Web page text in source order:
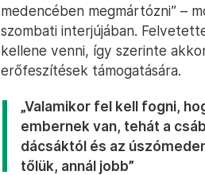
medencében megmártózni” –
szombati interjújában.
kellene venni, így szerinte
erőfeszítések támogatására.
„Valamikor fel kell fogni,
embernek van, tehát a
dácsáktól és az
tőlük, annál jobb”